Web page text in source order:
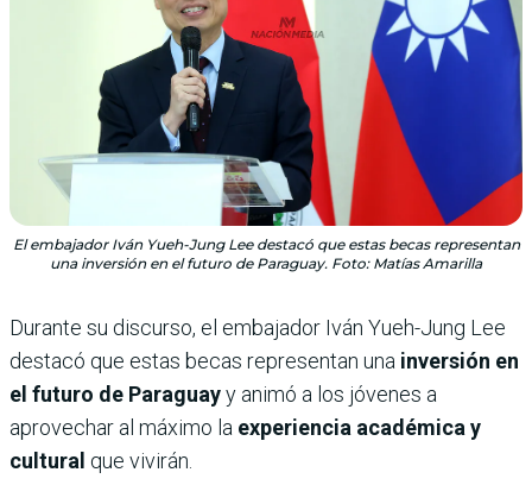
El embajador Iván Yueh-Jung Lee destacó que estas becas representan
una inversión en el futuro de Paraguay. Foto: Matías Amarilla
Durante su discurso, el embajador Iván Yueh-Jung Lee
destacó que estas becas representan una inversión en
el futuro de Paraguayy animó a los jóvenes a
aprovechar al máximo la experiencia académica y
cultural que vivirán.